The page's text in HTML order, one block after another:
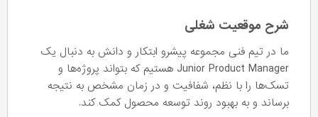
شرح موقعیت شغلی
ما در تیم فنی مجموعه پیشرو ابتکار و دانش به دنبال یک
Junior Product Manager هستیم که بتواند پروژه‌ها و
تسک‌ها را با نظم، شفافیت و در زمان مشخص به نتیجه
برساند و به بهبود روند توسعه محصول کمک کند.